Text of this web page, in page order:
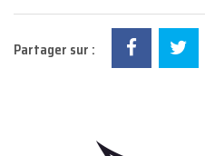
Partager sur :